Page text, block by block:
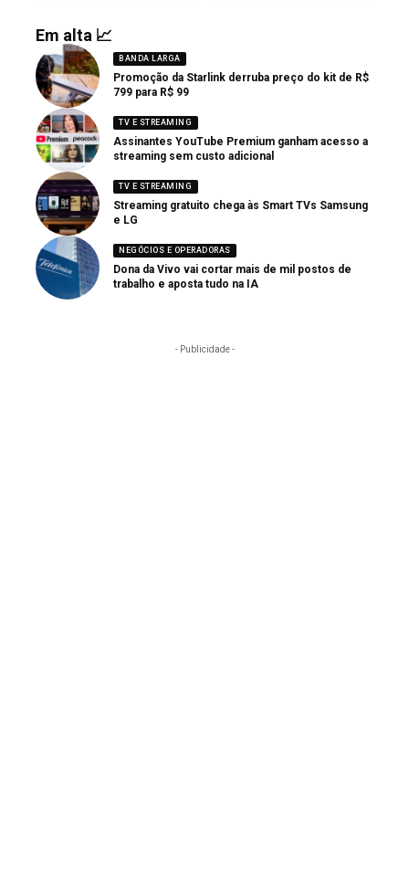
Em alta 📈
BANDA LARGA
Promoção da Starlink derruba preço do kit de R$
799 para R$ 99
TV E STREAMING
Assinantes YouTube Premium ganham acesso a
streaming sem custo adicional
TV E STREAMING
Streaming gratuito chega às Smart TVs Samsung
e LG
NEGÓCIOS E OPERADORAS
Dona da Vivo vai cortar mais de mil postos de
trabalho e aposta tudo na IA
- Publicidade -